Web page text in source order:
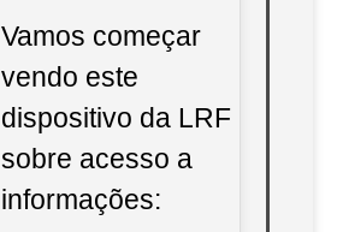
Vamos começar
vendo este
dispositivo da LRF
sobre acesso a
informações: